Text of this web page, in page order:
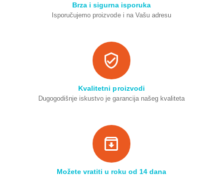
Brza i sigurna isporuka
Isporučujemo proizvode i na Vašu adresu
Kvalitetni proizvodi
Dugogodišnje iskustvo je garancija našeg kvaliteta
Možete vratiti u roku od 14 dana